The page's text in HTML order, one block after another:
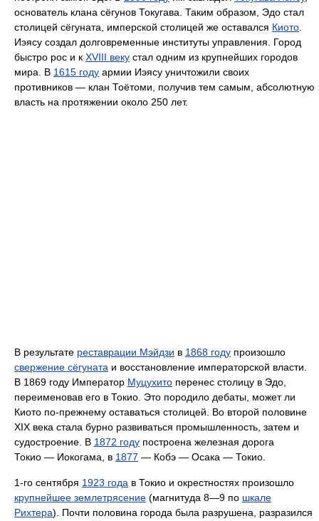
основатель клана сёгунов Токугава. Таким образом, Эдо стал
столицей сёгуната, имперской столицей же оставался Киото
Иэясу создал долговременные институты управления. Город
быстро рос и к XVIII веку стал одним из крупнейших городов
мира. В 1615 году армии Иэясу уничтожили своих
противников — клан Тоётоми, получив тем самым, абсолютную
власть на протяжении около 250 лет.
В результате реставрации Мэйдзи в 1868 году произошло
свержение сёгуната и восстановление императорской власти.
В 1869 году Император Муцухито перенес столицу в Эдо,
переименовав его в Токио. Это породило дебаты, может ли
Киото по-прежнему оставаться столицей. Во второй половине
XIX века стала бурно развиваться промышленность, затем и
судостроение. В 1872 году построена железная дорога
Токио — Иокогама, в 1877 — Кобэ — Осака — Токио.
1-го сентября 1923 года в Токио и окрестностях произошло
крупнейшее землетрясение (магнитуда 8—9 по шкале
Рихтера). Почти половина города была разрушена, разразился